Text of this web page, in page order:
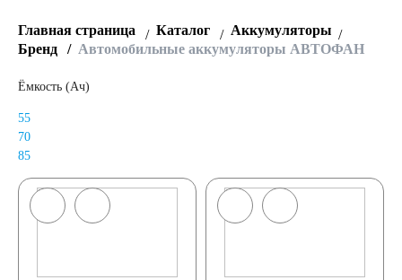
Главная страница Каталог
Аккумуляторы
Бренд
Автомобильные аккумуляторы АВТОФАН
Ёмкость (Ач)
55
70
85